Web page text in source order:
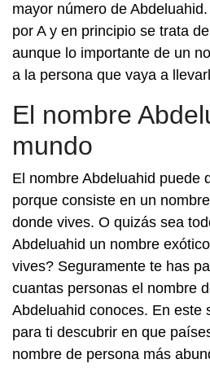
mayor número de
por A y en principio se trata
aunque lo importante de un
a la persona que vaya a
El nombre
mundo
El nombre Abdeluahid puede
porque consiste en un
donde vives. O quizás sea
Abdeluahid un nombre
vives? Seguramente te has
cuantas personas el nombre
Abdeluahid conoces. En este
para ti descubrir en que
nombre de persona más